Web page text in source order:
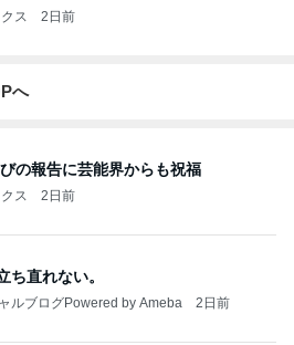
ス 2日前
へ
の報告に芸能界からも祝福
ス 2日前
ち直れない。
ルブログPowered by Ameba 2日前